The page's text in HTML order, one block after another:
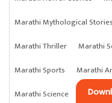
Marathi Mythological Stories
Marathi Thriller
Marathi
Marathi Sports
Marathi
Marathi Science